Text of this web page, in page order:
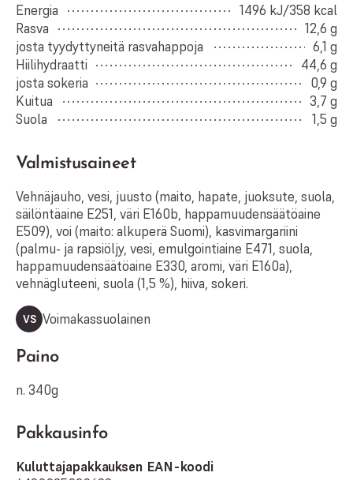
Energia
1496 kJ/358 kcal
Rasva
12,6 g
josta tyydyttyneitä rasvahappoja
6,1 g
Hiilihydraatti
44,6 g
josta sokeria
0,9 g
Kuitua
3,7 g
Suola
1,5 g
Valmistusaineet
Vehnäjauho, vesi, juusto (maito, hapate, juoksute, suola,
säilöntäaine E251, väri E160b, happamuudensäätöaine
E509), voi (maito: alkuperä Suomi), kasvimargariini
(palmu- ja rapsiöljy, vesi, emulgointiaine E471, suola,
happamuudensäätöaine E330, aromi, väri E160a),
vehnägluteeni, suola (1,5 %), hiiva, sokeri.
VS Voimakassuolainen
Paino
n. 340g
Pakkausinfo
Kuluttajapakkauksen EAN-koodi